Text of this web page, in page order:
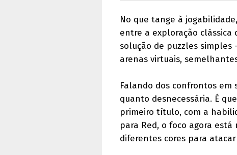
No que tange à
entre a exploração clássica
solução de puzzles
arenas virtuais,
Falando dos confrontos em
quanto desnecessária. É
primeiro título, com a
para Red, o foco agora
diferentes cores para